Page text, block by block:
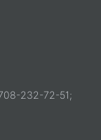
232-72-51;